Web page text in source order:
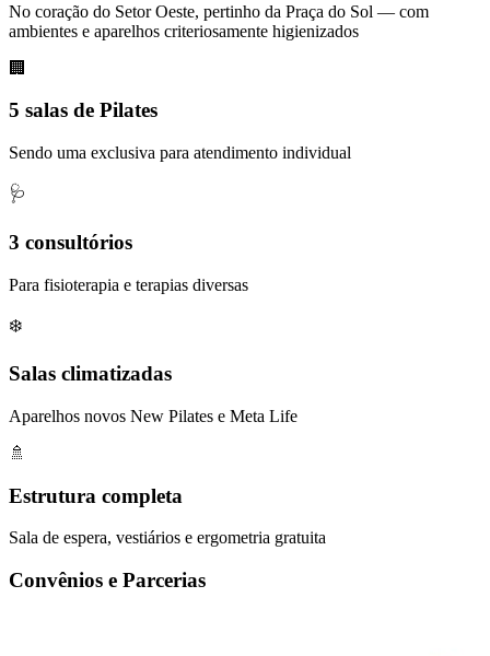
No coração do Setor Oeste, pertinho da Praça do Sol — com
ambientes e aparelhos criteriosamente higienizados
🏢
5 salas de Pilates
Sendo uma exclusiva para atendimento individual
🩺
3 consultórios
Para fisioterapia e terapias diversas
❄️
Salas climatizadas
Aparelhos novos New Pilates e Meta Life
🚿
Estrutura completa
Sala de espera, vestiários e ergometria gratuita
Convênios e Parcerias